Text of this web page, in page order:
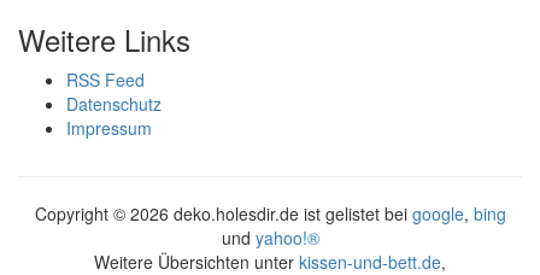
Weitere Links
RSS Feed
Datenschutz
Impressum
Copyright © 2026 deko.holesdir.de ist gelistet bei google, bing
und yahoo!®
Weitere Übersichten unter kissen-und-bett.de,